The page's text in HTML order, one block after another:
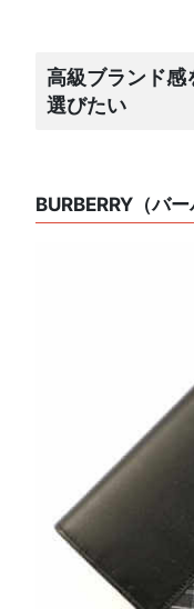
高級ブランド感
選びたい
BURBERRY（バー